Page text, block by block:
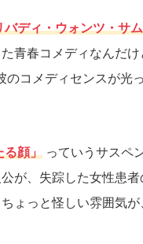
バディ・ウォンツ・サ
青春コメディなんだ
のコメディセンスが光
る顔」 っていうサスペ
が、失踪した女性患
ょっと怪しい雰囲気が